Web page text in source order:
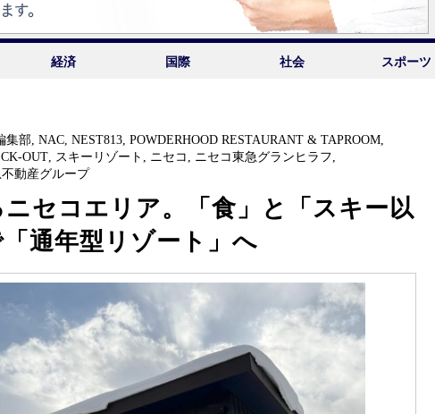
経済 国際 社会 スポーツ
集部,NAC,NEST813,POWDERHOOD RESTAURANT & TAPROOM,
OUT, スキーリゾート , ニセコ , ニセコ東急グランヒラフ,
動産グループ
セコエリア。「食」と「スキー以
通年型リゾート」へ